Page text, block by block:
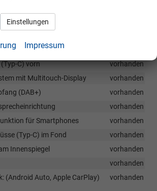
C) vorn
vorhanden
mit Multitouch-Display
vorhanden
(DAB+)
vorhanden
vorhanden
für Smartphones
vorhanden
(Typ-C) im Fond
vorhanden
Innenspiegel
vorhanden
vorhanden
(Android Auto, Apple CarPlay)
vorhanden
Einstellungen
Impressum